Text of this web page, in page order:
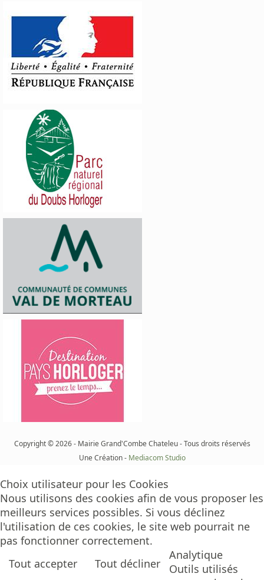
Copyright © 2026 - Mairie Grand'Combe Chateleu - Tous droits réservés
Une Création - Mediacom Studio
Choix utilisateur pour les Cookies
Nous utilisons des cookies afin de vous proposer les
meilleurs services possibles. Si vous déclinez
l'utilisation de ces cookies, le site web pourrait ne
pas fonctionner correctement.
Tout accepter
Tout décliner
Analytique
Outils utilisés